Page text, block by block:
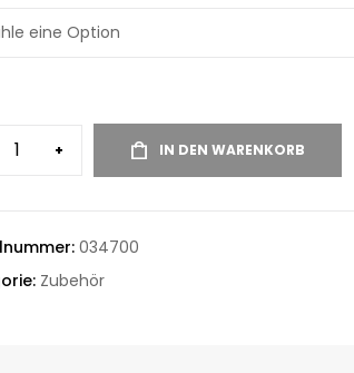
+ IN DEN WARENKORB
034700
Zubehör